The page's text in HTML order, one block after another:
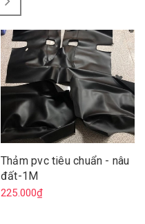
Thảm pvc tiêu chuẩn - nâu
đất-1M
225.000₫